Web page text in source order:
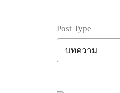
Filter
Post Type